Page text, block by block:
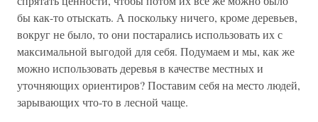
бы как-то отыскать. А поскольку ничего, кроме деревьев,
вокруг не было, то они постарались использовать их с
максимальной выгодой для себя. Подумаем и мы, как же
можно использовать деревья в качестве местных и
уточняющих ориентиров? Поставим себя на место людей,
зарывающих что-то в лесной чаще.